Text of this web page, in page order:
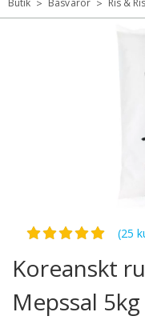
Butik Basvaror Ris &
Betygsatt4.96
(25
Koreanskt
Mepssal 5kg